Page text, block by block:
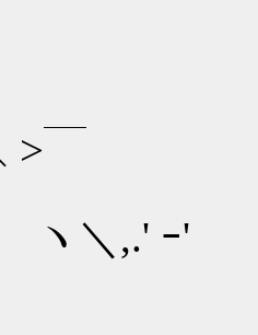
￣
,.' ｰ'